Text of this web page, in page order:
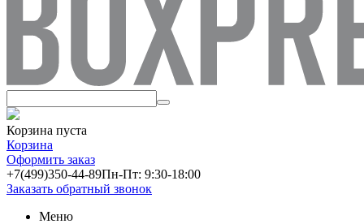
Корзина пуста
Корзина
Оформить заказ
+7(499)350-44-89Пн-Пт: 9:30-18:00
Заказать обратный звонок
Меню